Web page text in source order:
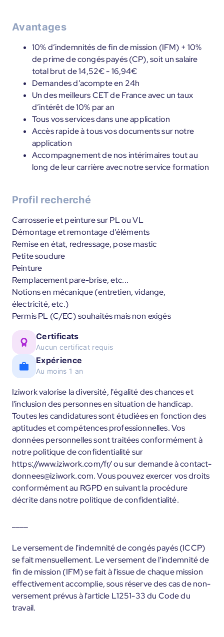
Avantages
10% d’indemnités de fin de mission (IFM) + 10%
de prime de congés payés (CP), soit un salaire
total brut de 14,52€ - 16,94€
Demandes d’acompte en 24h
Un des meilleurs CET de France avec un taux
d’intérêt de 10% par an
Tous vos services dans une application
Accès rapide à tous vos documents sur notre
application
Accompagnement de nos intérimaires tout au
long de leur carrière avec notre service formation
Profil recherché
Carrosserie et peinture sur PL ou VL
Démontage et remontage d’éléments
Remise en état, redressage, pose mastic
Petite soudure
Peinture
Remplacement pare-brise, etc...
Notions en mécanique (entretien, vidange,
électricité, etc.)
Permis PL (C/EC) souhaités mais non exigés
Certificats
Aucun certificat requis
Expérience
Au moins 1 an
Iziwork valorise la diversité, l'égalité des chances et
l'inclusion des personnes en situation de handicap.
Toutes les candidatures sont étudiées en fonction des
aptitudes et compétences professionnelles. Vos
données personnelles sont traitées conformément à
notre politique de confidentialité sur
https://www.iziwork.com/fr/ ou sur demande à contact-
donnees@iziwork.com. Vous pouvez exercer vos droits
conformément au RGPD en suivant la procédure
décrite dans notre politique de confidentialité.
Le versement de l'indemnité de congés payés (ICCP)
se fait mensuellement. Le versement de l'indemnité de
fin de mission (IFM) se fait à l'issue de chaque mission
effectivement accomplie, sous réserve des cas de non-
versement prévus à l'article L1251-33 du Code du
travail.